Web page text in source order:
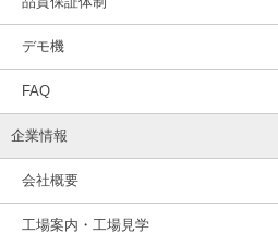
デモ機
FAQ
企業情報
会社概要
工場案内・工場見学